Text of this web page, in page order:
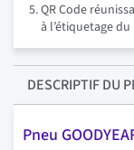
QR Code
à l’étiquetage
DESCRIPTIFDU
Pneu